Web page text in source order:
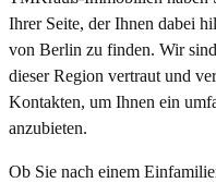
Ihrer Seite, der Ihnen dabei
von Berlin zu finden. Wir
dieser Region vertraut und
Kontakten, um Ihnen ein
anzubieten.
Ob Sie nach einem